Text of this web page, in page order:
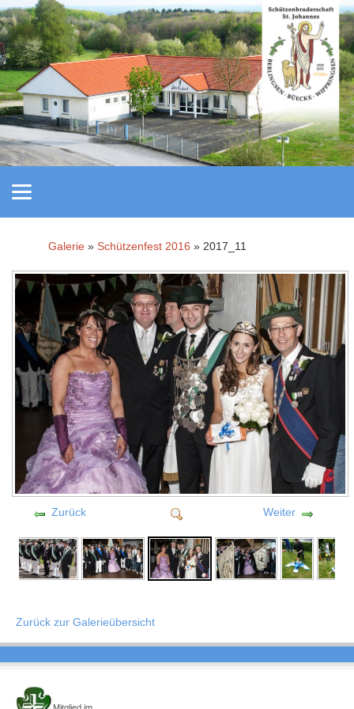
Galerie » Schützenfest 2016 » 2017_11
Zurück Weiter
Zurück zur Galerieübersicht